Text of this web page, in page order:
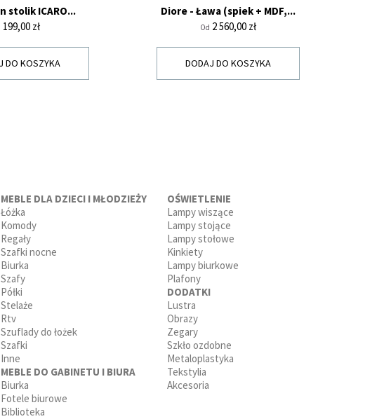
stolik ICARO...
199,00 zł
DO KOSZYKA
Diore - Ława (spiek + MDF,...
Od Cena
2 560,00 zł
DODAJ DO KOSZYKA
MEBLE DLA DZIECI I MŁODZIEŻY
Łóżka
Komody
Regały
Szafki nocne
Biurka
Szafy
Półki
Stelaże
Rtv
Szuflady do łożek
Szafki
Inne
MEBLE DO GABINETU I BIURA
Biurka
Fotele biurowe
Biblioteka
OŚWIETLENIE
Lampy wiszące
Lampy stojące
Lampy stołowe
Kinkiety
Lampy biurkowe
Plafony
DODATKI
Lustra
Obrazy
Zegary
Szkło ozdobne
Metaloplastyka
Tekstylia
Akcesoria